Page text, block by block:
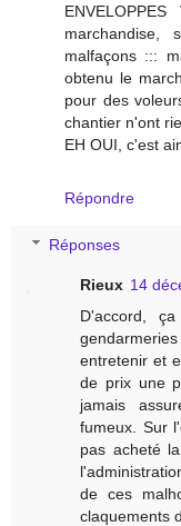
malfaçons :::
obtenu le
pour des
chantier n'ont
EH OUI, c'est
Répondre
Réponses
Rieux 14
D'accord,
entretenir et
de prix une
jamais
fumeux. Sur
pas acheté
de ces
claquements